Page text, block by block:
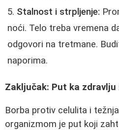
Stalnost i strpljenje:
noći. Telo treba vremena
odgovori na tretmane.
naporima.
Zaključak: Put ka
Borba protiv celulita i
organizmom je put koji